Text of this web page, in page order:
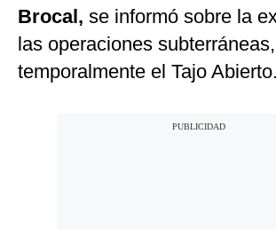
Brocal, se informó sobre la
las operaciones
temporalmente el Tajo Abierto.